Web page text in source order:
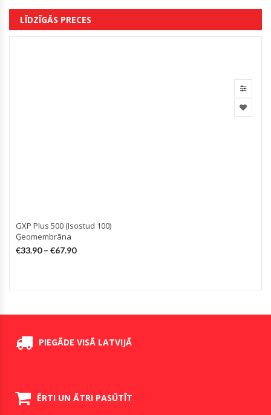
LĪDZĪGĀS PRECES
GXP Plus 500 (Isostud 100)
Ģeomembrāna
€33.90– €67.90
PIEGĀDE VISĀ LATVIJĀ
ĒRTI UN ĀTRI PASŪTĪT